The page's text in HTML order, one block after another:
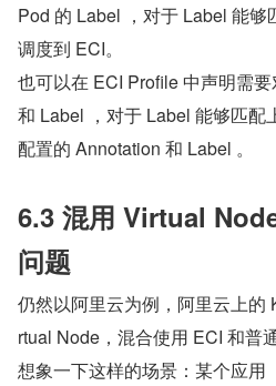
Pod 的 Label ，对于 Label 能够
调度到 ECI。
也可以在 ECI Profile 中声明需
和 Label ，对于 Label 能够匹配
配置的 Annotation 和 Label 。
6.3 混用 Virtual
问题
仍然以阿里云为例，阿里云上的
rtual Node，混合使用 ECI 和普
想象一下这样的场景：某个应用